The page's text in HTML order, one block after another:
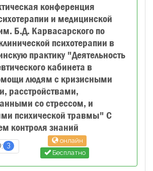
конференция
и медицинской
Б.Д. Карвасарского по
психотерапии в
практику "Деятельность
кабинета в
людям с кризисными
расстройствами,
со стрессом, и
психической травмы" С
контроля знаний
3
онлайн
Бесплатно